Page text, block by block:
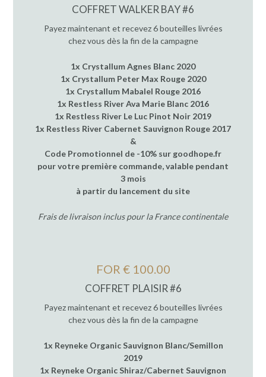
COFFRET WALKER BAY #6
Payez maintenant et recevez 6 bouteilles livrées
chez vous dès la fin de la campagne
1x Crystallum Agnes Blanc 2020
1x Crystallum Peter Max Rouge 2020
1x Crystallum Mabalel Rouge 2016
1x Restless River Ava Marie Blanc 2016
1x Restless River Le Luc Pinot Noir 2019
1x Restless River Cabernet Sauvignon Rouge 2017
&
Code Promotionnel de -10% sur goodhope.fr
pour votre première commande, valable pendant
3 mois
à partir du lancement du site
Frais de livraison inclus pour la France continentale
FOR € 100.00
COFFRET PLAISIR #6
Payez maintenant et recevez 6 bouteilles livrées
chez vous dès la fin de la campagne
1x Reyneke Organic Sauvignon Blanc/Semillon
2019
1x Reyneke Organic Shiraz/Cabernet Sauvignon